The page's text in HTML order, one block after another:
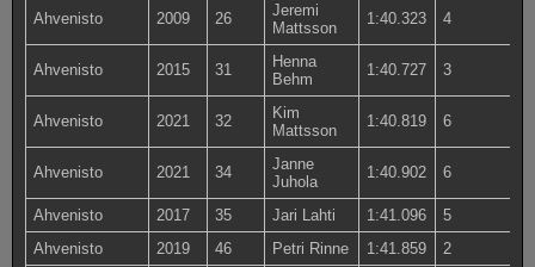
Ahvenisto 2009 26
Jeremi
Mattsson
1:40.323 4
Ahvenisto 2015 31
Henna
Behm
1:40.727 3
Ahvenisto 2021 32
Kim
Mattsson
1:40.819 6
Ahvenisto 2021 34
Janne
Juhola
1:40.902 6
Ahvenisto 2017 35 Jari Lahti 1:41.096
5
Ahvenisto
2019 46 Petri Rinne 1:41.859 2